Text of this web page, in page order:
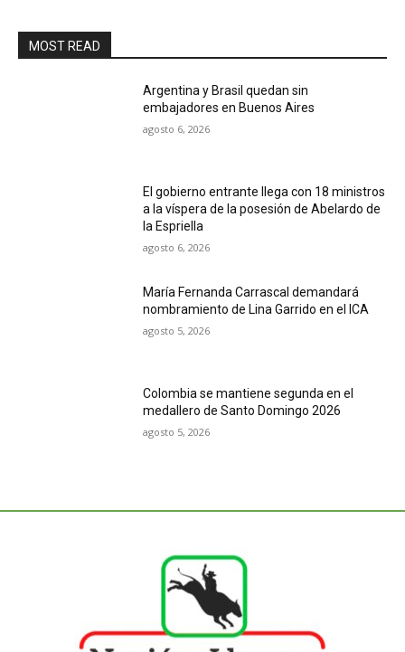
MOST READ
Argentina y Brasil quedan sin
embajadores en Buenos Aires
agosto 6, 2026
El gobierno entrante llega con 18 ministros
a la víspera de la posesión de Abelardo de
la Espriella
agosto 6, 2026
María Fernanda Carrascal demandará
nombramiento de Lina Garrido en el ICA
agosto 5, 2026
Colombia se mantiene segunda en el
medallero de Santo Domingo 2026
agosto 5, 2026